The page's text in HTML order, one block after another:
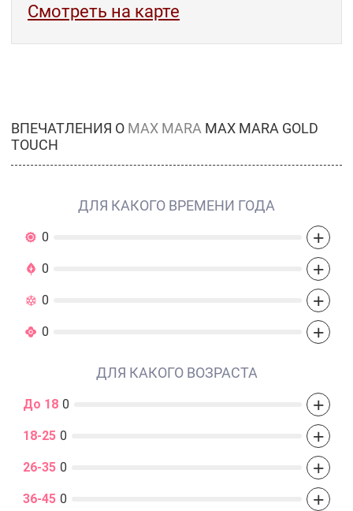
Смотреть на карте
ВПЕЧАТЛЕНИЯ О MAX MARA MAX MARA GOLD
TOUCH
ДЛЯ КАКОГО ВРЕМЕНИ ГОДА
0 +
0 +
0 +
0 +
ДЛЯ КАКОГО ВОЗРАСТА
До 18 0 +
18-25 0 +
26-35 0 +
36-45 0 +